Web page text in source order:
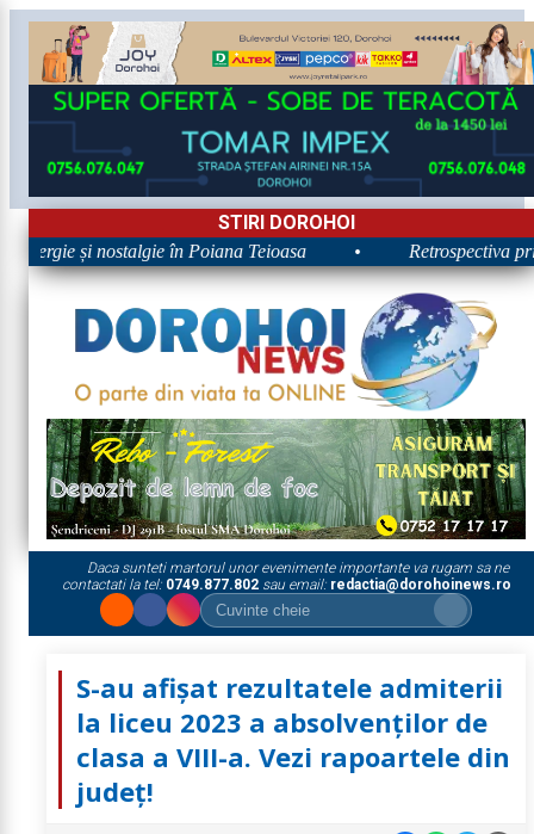
STIRI DOROHOI
și nostalgie în Poiana Teioasa Retrospectiva
Daca sunteti martorul unor evenimente importante va rugam sa ne
contactati la tel: 0749.877.802sau email: redactia@dorohoinews.ro
S-au afișat rezultatele admiterii
la liceu 2023 a absolvenților de
clasa a VIII-a. Vezi rapoartele din
județ!